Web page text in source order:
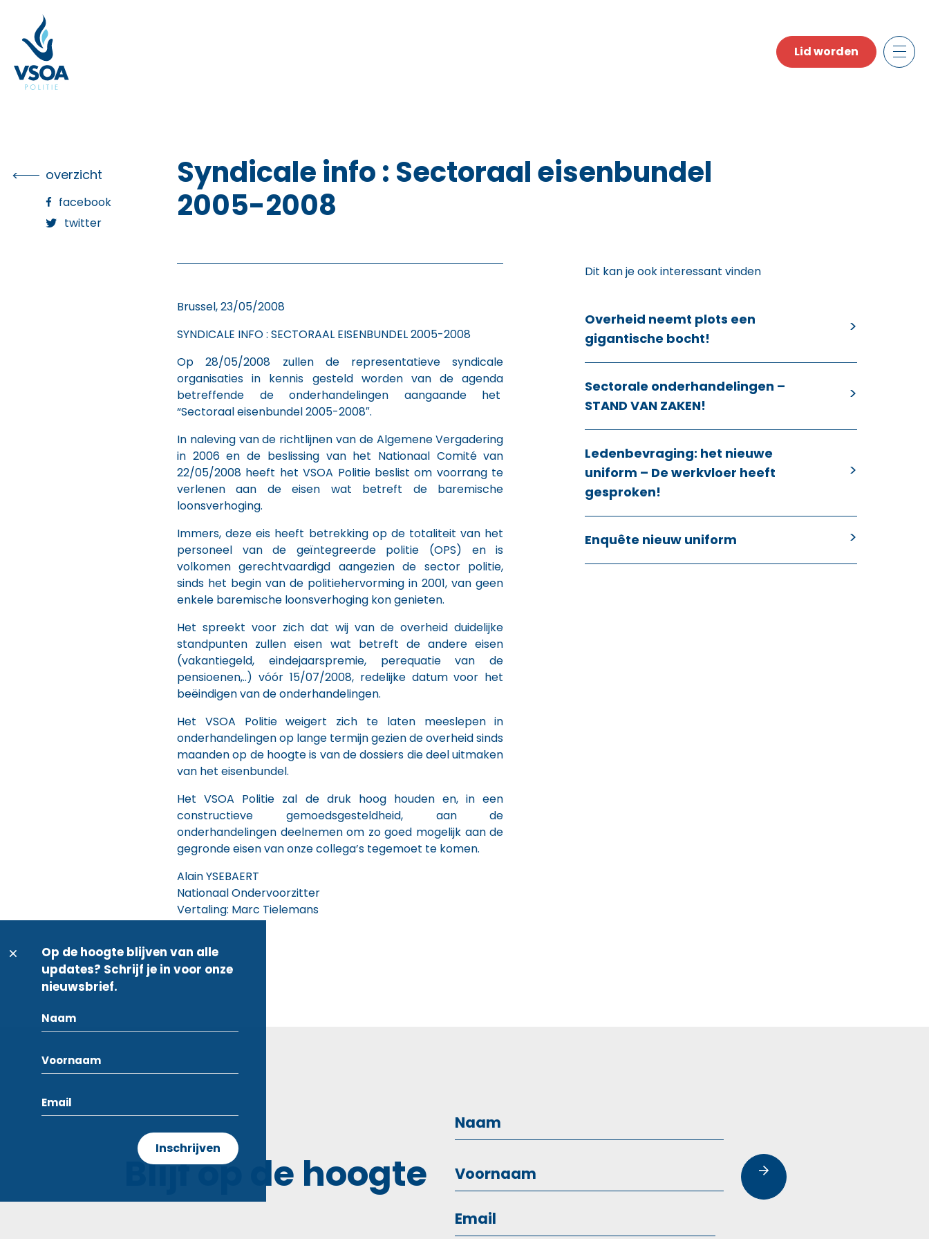
content
Lid worden
overzicht
facebook
twitter
Syndicale info : Sectoraal eisenbundel
2005-2008
Brussel, 23/05/2008
SYNDICALE INFO : SECTORAAL EISENBUNDEL 2005-2008
Op 28/05/2008 zullen de representatieve syndicale
organisaties in kennis gesteld worden van de agenda
betreffende de onderhandelingen aangaande het
“Sectoraal eisenbundel 2005-2008″.
In naleving van de richtlijnen van de Algemene Vergadering
in 2006 en de beslissing van het Nationaal Comité van
22/05/2008 heeft het VSOA Politie beslist om voorrang te
verlenen aan de eisen wat betreft de baremische
loonsverhoging.
Immers, deze eis heeft betrekking op de totaliteit van het
personeel van de geïntegreerde politie (OPS) en is
volkomen gerechtvaardigd aangezien de sector politie,
sinds het begin van de politiehervorming in 2001, van geen
enkele baremische loonsverhoging kon genieten.
Het spreekt voor zich dat wij van de overheid duidelijke
standpunten zullen eisen wat betreft de andere eisen
(vakantiegeld, eindejaarspremie, perequatie van de
pensioenen,..) vóór 15/07/2008, redelijke datum voor het
beëindigen van de onderhandelingen.
Het VSOA Politie weigert zich te laten meeslepen in
onderhandelingen op lange termijn gezien de overheid sinds
maanden op de hoogte is van de dossiers die deel uitmaken
van het eisenbundel.
Het VSOA Politie zal de druk hoog houden en, in een
constructieve gemoedsgesteldheid, aan de
onderhandelingen deelnemen om zo goed mogelijk aan de
gegronde eisen van onze collega’s tegemoet te komen.
Alain YSEBAERT
Nationaal Ondervoorzitter
Vertaling: Marc Tielemans
Dit kan je ook interessant vinden
Overheid neemt plots een
gigantische bocht!
Sectorale onderhandelingen –
STAND VAN ZAKEN!
Ledenbevraging: het nieuwe
uniform – De werkvloer heeft
gesproken!
Enquête nieuw uniform
Blijf op de hoogte
Op de hoogte blijven van alle
updates? Schrijf je in voor onze
nieuwsbrief.